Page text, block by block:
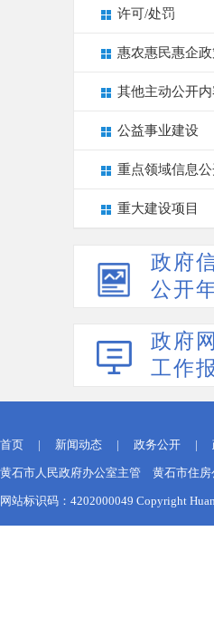
许可/处罚
惠农惠民惠企
其他主动公开内
公益事业建设
重点领域信息
重大建设项目
政府
公开
政府
工作
首页 | 新闻动态 | 政务公开 |
黄石市人民政府办公室主管 黄石市住
网站标识码：4202000049 Copyright